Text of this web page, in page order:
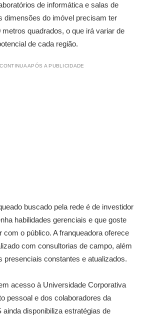
de informática e salas de
dimensões do imóvel precisam ter
metros quadrados, o que irá variar de
de cada região.
CONTINUA APÓS A PUBLICIDADE
buscado pela rede é de investidor
habilidades gerenciais e que goste
com o público. A franqueadora oferece
com consultorias de campo, além
presenciais constantes e atualizados.
acesso à Universidade Corporativa
pessoal e dos colaboradores da
ainda disponibiliza estratégias de